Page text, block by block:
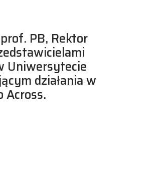
PB, Rektor
Uniwersytecie
działania w
Across.